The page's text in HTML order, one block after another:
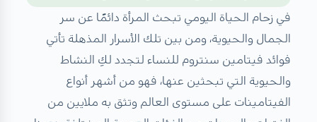
في زحام الحياة اليومي تبحث المرأة دائمًا عن سر
الجمال والحيوية، ومن بين تلك الأسرار المذهلة تأتي
فوائد فيتامين سنتروم للنساء لتجدد لكِ النشاط
والحيوية التي تبحثين عنها، فهو من أشهر أنواع
الفيتامينات على مستوى العالم وتثق به ملايين من